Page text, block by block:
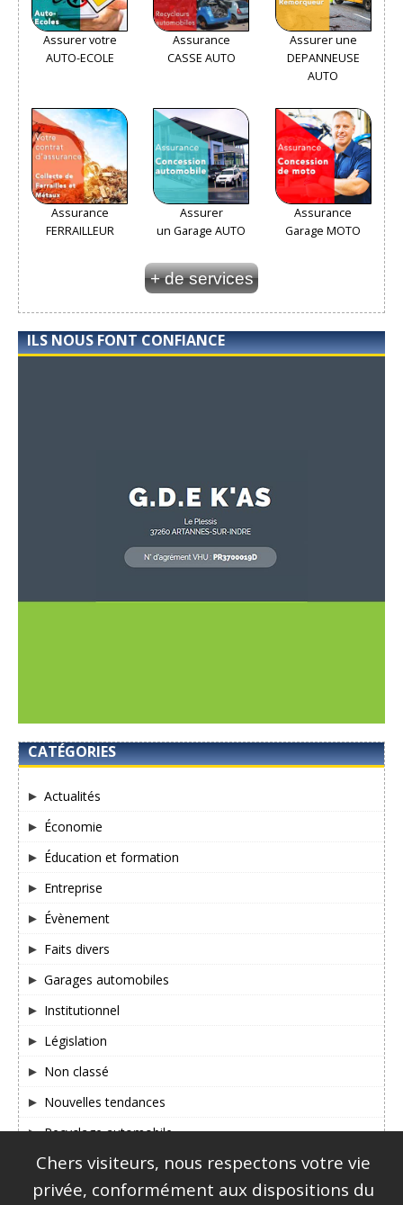
Assurer votre
AUTO-ECOLE
Assurance
CASSE AUTO
Assurer une
DEPANNEUSE
AUTO
Assurance
FERRAILLEUR
Assurer
un Garage AUTO
Assurance
Garage MOTO
+ de services
ILS NOUS FONT CONFIANCE
CATÉGORIES
Actualités
Économie
Éducation et formation
Entreprise
Évènement
Faits divers
Garages automobiles
Institutionnel
Législation
Non classé
Nouvelles tendances
Recyclage automobile
SUIVEZ-NOUS SUR FACEBOOK & TWITTER !
Chers visiteurs, nous respectons votre vie
privée, conformément aux dispositions du